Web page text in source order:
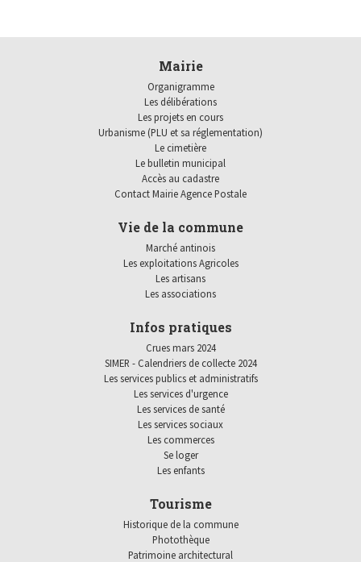
Mairie
Organigramme
Les délibérations
Les projets en cours
Urbanisme (PLU et sa réglementation)
Le cimetière
Le bulletin municipal
Accès au cadastre
Contact Mairie Agence Postale
Vie de la commune
Marché antinois
Les exploitations Agricoles
Les artisans
Les associations
Infos pratiques
Crues mars 2024
SIMER - Calendriers de collecte 2024
Les services publics et administratifs
Les services d'urgence
Les services de santé
Les services sociaux
Les commerces
Se loger
Les enfants
Tourisme
Historique de la commune
Photothèque
Patrimoine architectural